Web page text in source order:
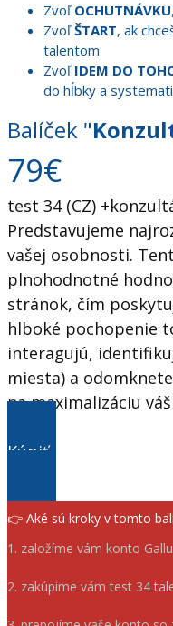
Zvoľ OCHUTNÁVKU
ZvoľŠTART, ak
talentom
Zvoľ IDEM DO
do hĺbky a
Balíček "
79€
test 34 (CZ)
Predstavujeme
vašej osobnosti.
plnohodnotné
stránok, čím
hlboké pochopenie
interagujú,
miesta) a
na maximalizáciu
Kúpiť
👉 Aké sú kroky v tomto
1. ⁠založíme vám konto
2. ⁠zakúpime vám test 34